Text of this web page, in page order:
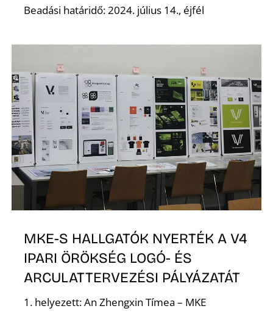
Beadási határidő: 2024. július 14., éjfél
MKE-S HALLGATÓK NYERTÉK A V4
IPARI ÖRÖKSÉG LOGÓ- ÉS
ARCULATTERVEZÉSI PÁLYÁZATÁT
1. helyezett: An Zhengxin Tímea – MKE